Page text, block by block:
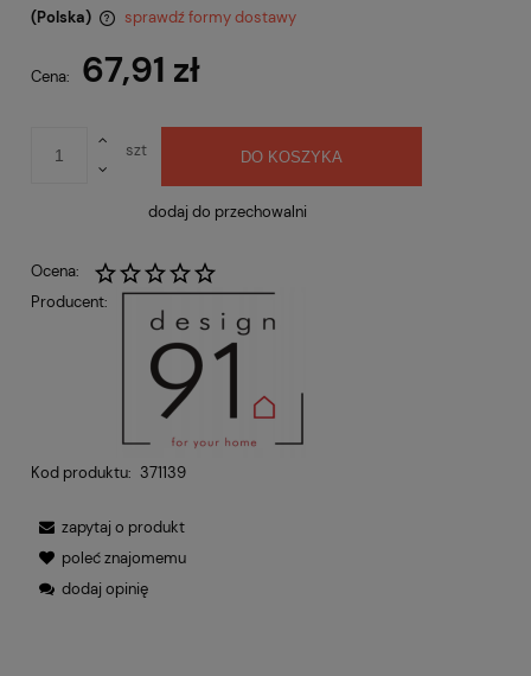
(Polska)
sprawdź formy dostawy
Cena: 67,91 zł
szt DO KOSZYKA
dodaj do przechowalni
Ocena:
Producent:
Kod produktu: 371139
zapytaj o produkt
poleć znajomemu
dodaj opinię